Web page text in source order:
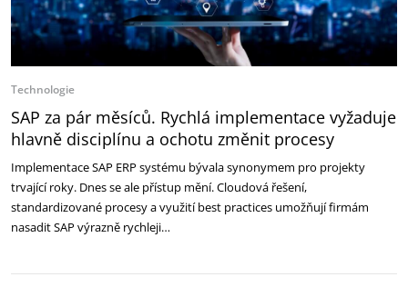
Technologie
SAP za pár měsíců. Rychlá implementace vyžaduje
hlavně disciplínu a ochotu změnit procesy
Implementace SAP ERP systému bývala synonymem pro projekty
trvající roky. Dnes se ale přístup mění. Cloudová řešení,
standardizované procesy a využití best practices umožňují firmám
nasadit SAP výrazně rychleji…